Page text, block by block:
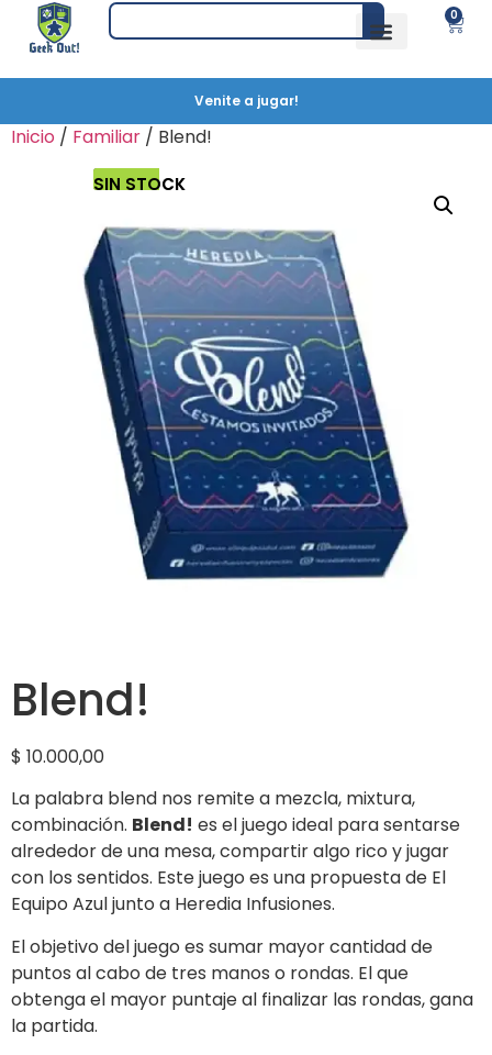
0
Venite a jugar!
Inicio / Familiar / Blend!
SIN STOCK
Blend!
$ 10.000,00
La palabra blend nos remite a mezcla, mixtura,
combinación. Blend! es el juego ideal para sentarse
alrededor de una mesa, compartir algo rico y jugar
con los sentidos. Este juego es una propuesta de El
Equipo Azul junto a Heredia Infusiones.
El objetivo del juego es sumar mayor cantidad de
puntos al cabo de tres manos o rondas. El que
obtenga el mayor puntaje al finalizar las rondas, gana
la partida.